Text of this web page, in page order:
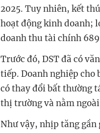
2025. Tuy nhiên, kết
hoạt động kinh doanh;
doanh thu tài chính
Trước đó, DST đã có
tiếp. Doanh nghiệp cho
có thay đổi bất thường
thị trường và nằm
Như vậy, nhịp tăng gần